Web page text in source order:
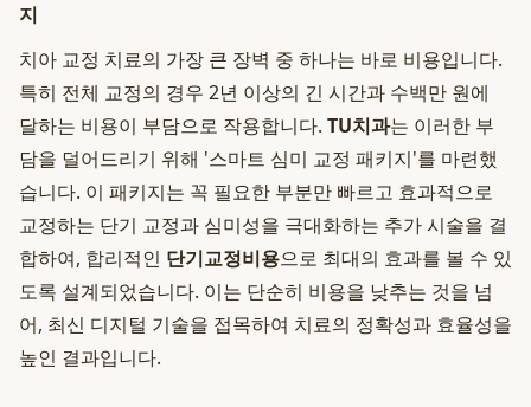
지
치아 교정 치료의 가장 큰 장벽 중 하나는 바로 비용입니다.
특히 전체 교정의 경우 2년 이상의 긴 시간과 수백만 원에
달하는 비용이 부담으로 작용합니다. TU치과는 이러한 부
담을 덜어드리기 위해 '스마트 심미 교정 패키지'를 마련했
습니다. 이 패키지는 꼭 필요한 부분만 빠르고 효과적으로
교정하는 단기 교정과 심미성을 극대화하는 추가 시술을 결
합하여, 합리적인 단기교정비용으로 최대의 효과를 볼 수 있
도록 설계되었습니다. 이는 단순히 비용을 낮추는 것을 넘
어, 최신 디지털 기술을 접목하여 치료의 정확성과 효율성을
높인 결과입니다.